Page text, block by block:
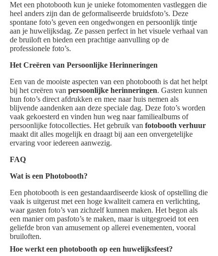
Met een photobooth kun je unieke fotomomenten vastleggen die
heel anders zijn dan de geformaliseerde bruidsfoto’s. Deze
spontane foto’s geven een ongedwongen en persoonlijk tintje
aan je huwelijksdag. Ze passen perfect in het visuele verhaal van
de bruiloft en bieden een prachtige aanvulling op de
professionele foto’s.
Het Creëren van Persoonlijke Herinneringen
Een van de mooiste aspecten van een photobooth is dat het helpt
bij het creëren van persoonlijke herinneringen. Gasten kunnen
hun foto’s direct afdrukken en mee naar huis nemen als
blijvende aandenken aan deze speciale dag. Deze foto’s worden
vaak gekoesterd en vinden hun weg naar familiealbums of
persoonlijke fotocollecties. Het gebruik van fotobooth verhuur
maakt dit alles mogelijk en draagt bij aan een onvergetelijke
ervaring voor iedereen aanwezig.
FAQ
Wat is een Photobooth?
Een photobooth is een gestandaardiseerde kiosk of opstelling die
vaak is uitgerust met een hoge kwaliteit camera en verlichting,
waar gasten foto’s van zichzelf kunnen maken. Het begon als
een manier om pasfoto’s te maken, maar is uitgegroeid tot een
geliefde bron van amusement op allerei evenementen, vooral
bruiloften.
Hoe werkt een photobooth op een huwelijksfeest?